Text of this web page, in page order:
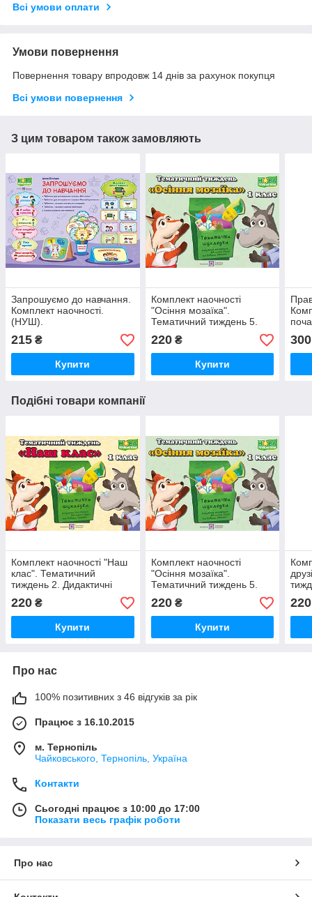
Всі умови оплати
Умови повернення
Повернення товару впродовж 14 днів за рахунок покупця
Всі умови повернення
З цим товаром також замовляють
Запрошуємо до навчання.
Комплект наочності.
(НУШ).
215 ₴
Купити
Комплект наочності
"Осіння мозаїка".
Тематичний тиждень 5.
Дидактичні матеріали.
НУШ.
220₴
Купити
300
Подібні товари компанії
Комплект наочності "Наш
клас". Тематичний
тиждень 2. Дидактичні
220 ₴
Купити
Комплект наочності
"Осіння мозаїка".
Тематичний тиждень 5.
НУШ.
220₴
Купити
220
Про нас
100% позитивних з 46 відгуків за рік
Працює з 16.10.2015
м. Тернопіль
Чайковського, Тернопіль, Україна
Контакти
Сьогодні працює з 10:00 до 17:00
Показати весь графік роботи
Про нас